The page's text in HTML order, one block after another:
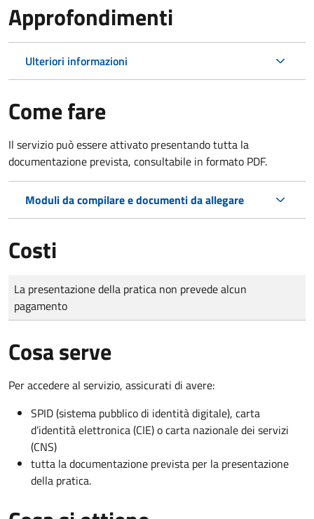
Approfondimenti
Ulteriori informazioni
Come fare
Il servizio può essere attivato presentando tutta la
documentazione prevista, consultabile in formato PDF.
Moduli da compilare e documenti da allegare
Costi
Tipo di pagamento
Importo
La presentazione della pratica non prevede alcun
pagamento
Cosa serve
Per accedere al servizio, assicurati di avere:
SPID (sistema pubblico di identità digitale), carta
d’identità elettronica (CIE) o carta nazionale dei servizi
(CNS)
tutta la documentazione prevista per la presentazione
della pratica.